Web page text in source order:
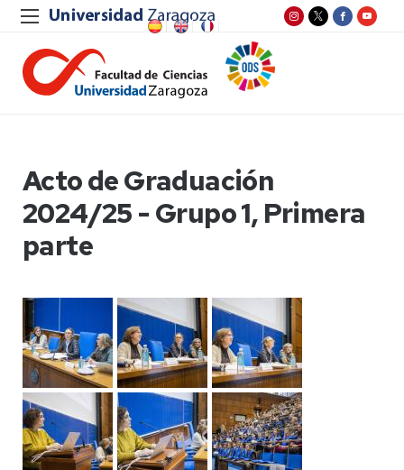
Acto de Graduación
2024/25 - Grupo 1, Primera
parte